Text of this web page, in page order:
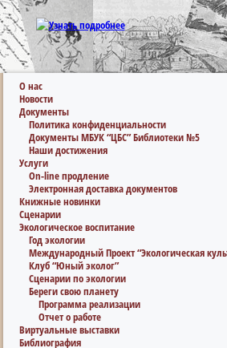
О нас
Новости
Документы
Политика конфиденциальности
Документы МБУК “ЦБС” Библиотеки №5
Наши достижения
Услуги
On-line продление
Электронная доставка документов
Книжные новинки
Сценарии
Экологическое воспитание
Год экологии
Международный Проект “Экологическая
Клуб “Юный эколог”
Сценарии по экологии
Береги свою планету
Программа реализации
Отчет о работе
Виртуальные выставки
Библиография